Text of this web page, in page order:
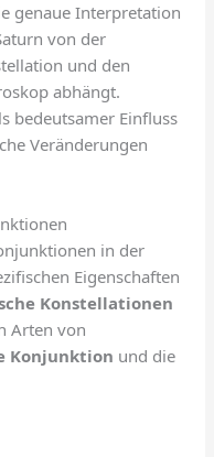
genaue Interpretation
von der
und den
abhängt.
bedeutsamer Einfluss
Veränderungen
in der
Eigenschaften
Konstellationen
Arten von
Konjunktion und die